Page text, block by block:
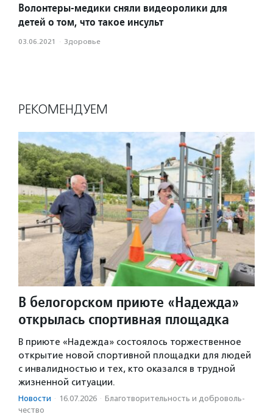
Волонтеры-медики сняли видеоролики для
детей о том, что такое инсульт
03.06.2021 · Здоровье
РЕКОМЕНДУЕМ
В белогорском приюте «Надежда»
открылась спортивная площадка
В приюте «Надежда» состоялось торжественное
открытие новой спортивной площадки для людей
с инвалидностью и тех, кто оказался в трудной
жизненной ситуации.
Новости · 16.07.2026 · Благотвори­тель­ность и доброволь­
чест­во